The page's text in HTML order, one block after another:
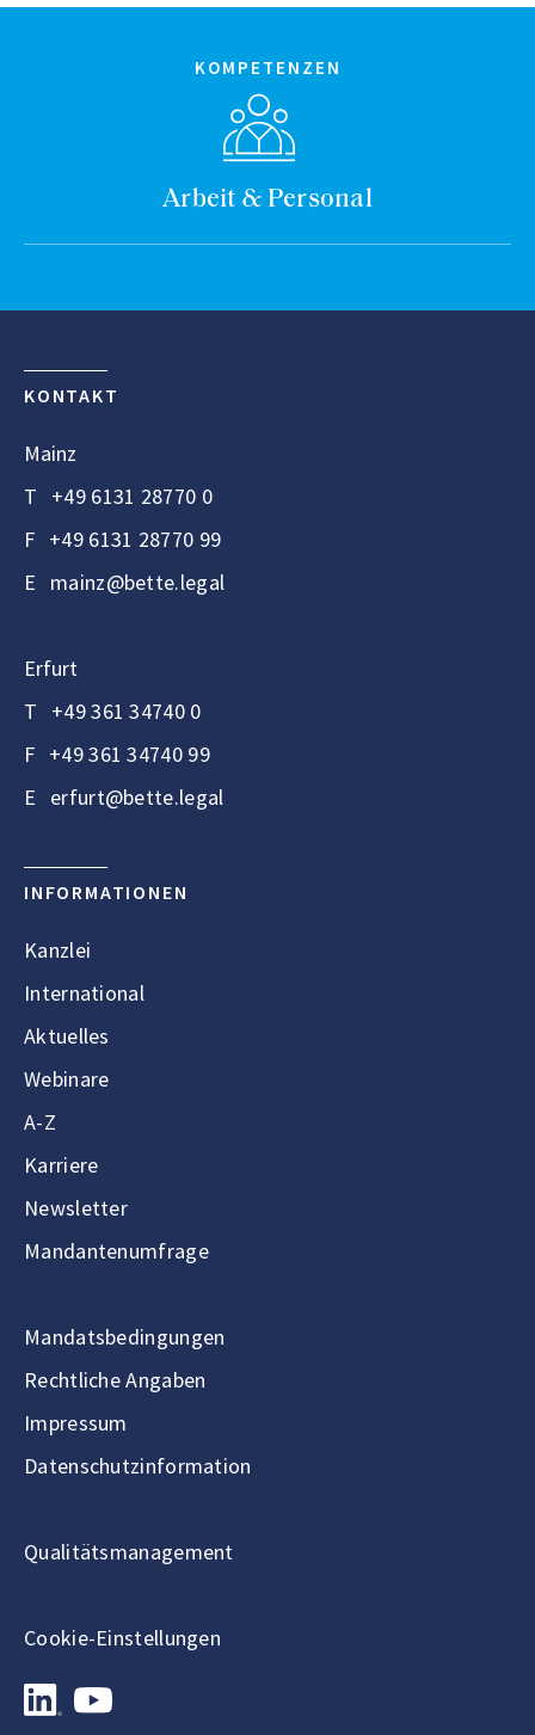
KOMPETENZEN
Arbeit & Personal
KONTAKT
Mainz
T +49 6131 28770 0
F +49 6131 28770 99
E mainz@bette.legal
Erfurt
T +49 361 34740 0
F +49 361 34740 99
E erfurt@bette.legal
INFORMATIONEN
Kanzlei
International
Aktuelles
Webinare
A-Z
Karriere
Newsletter
Mandantenumfrage
Mandatsbedingungen
Rechtliche Angaben
Impressum
Datenschutzinformation
Qualitätsmanagement
Cookie-Einstellungen